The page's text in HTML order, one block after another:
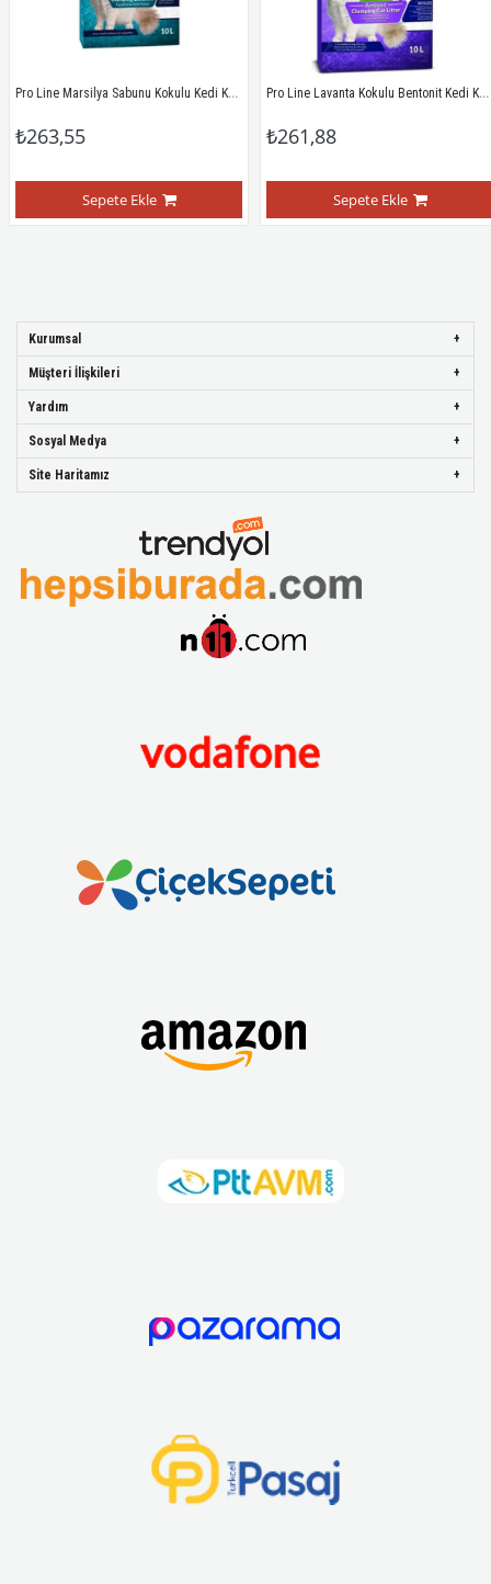
Pro Line Marsilya Sabunu Kokulu Kedi Kumu 10 Lt
₺263,55
Sepete Ekle
Pro Line Lavanta Kokulu Bentonit Kedi Kumu 10 Lt
₺261,88
Sepete Ekle
Kurumsal
Müşteri İlişkileri
Yardım
Sosyal Medya
Site Haritamız